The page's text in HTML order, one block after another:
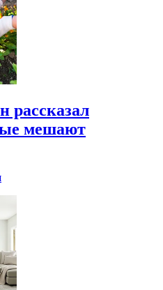
рассказал
мешают